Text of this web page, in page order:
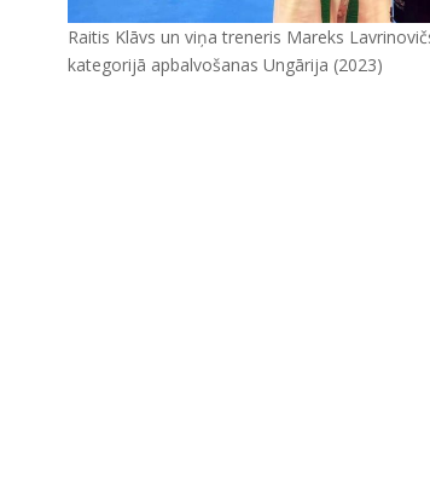
Raitis Klāvs un viņa treneris Mareks
kategorijā apbalvošanas Ungārija (2023)